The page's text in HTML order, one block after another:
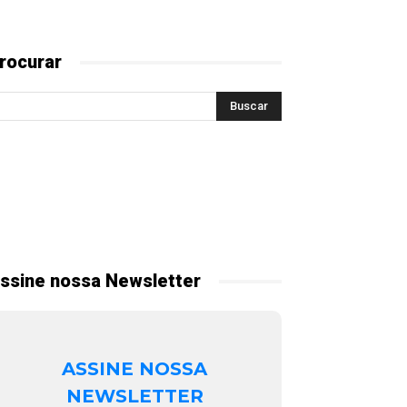
nossa Newsletter
ASSINE NOSSA
NEWSLETTER